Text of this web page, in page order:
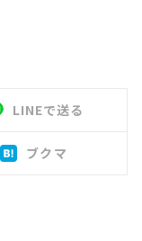
LINEで送る
ブクマ